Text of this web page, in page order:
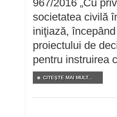
967/2016 „Cu
societatea civilă
iniţiază,
proiectului de
pentru instruirea
CITEŞTE MAI MULT...